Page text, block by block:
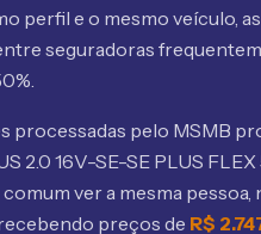
perfil e o mesmo veículo, as
seguradoras
processadas pelo MSMB
2.0 16V-SE-SE PLUS FLEX
comum ver a mesma pessoa,
preços de R$